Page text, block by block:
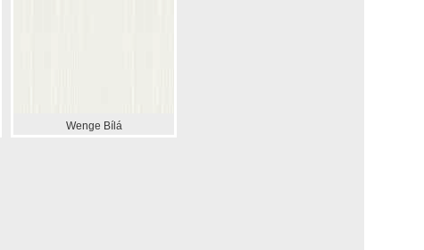
Wenge Bílá